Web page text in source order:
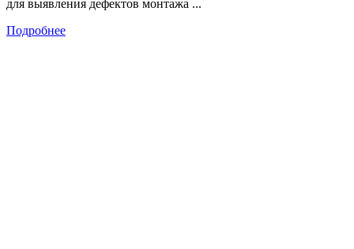
для выявления дефектов монтажа ...
Подробнее